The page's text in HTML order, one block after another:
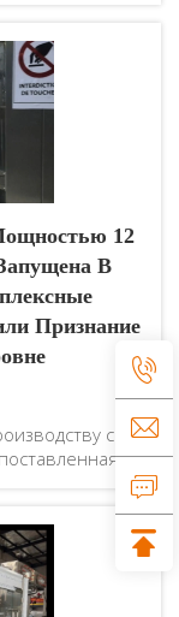
высоко...
12
В
Признание
сока
Вся
а её